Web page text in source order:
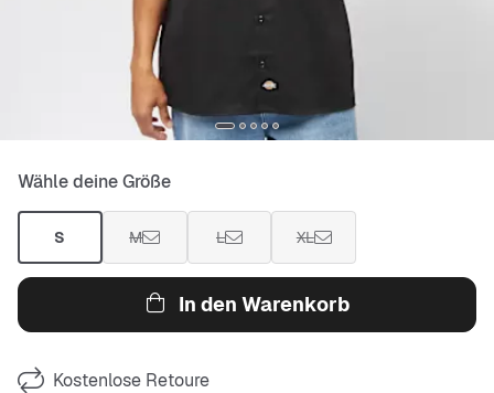
Wähle deine Größe
S M L XL
In den Warenkorb
Kostenlose Retoure